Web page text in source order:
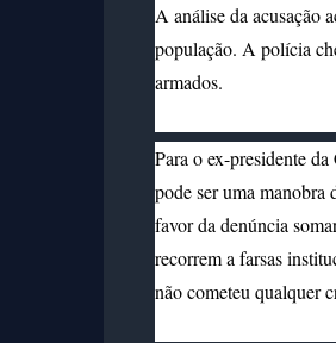
A análise da acusação
população. A polícia
armados.
Para o ex-presidente
pode ser uma manobra
favor da denúncia
recorrem a farsas
não cometeu qualquer